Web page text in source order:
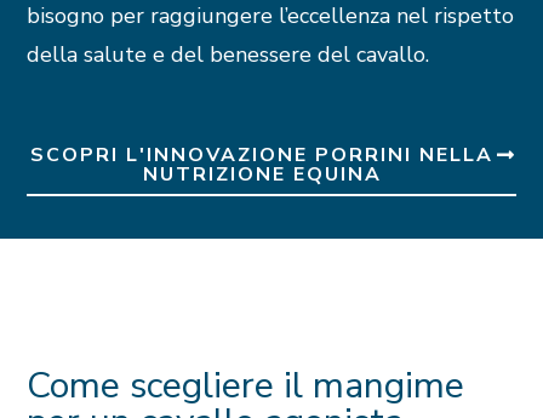
bisogno per raggiungere l’eccellenza nel rispetto
della salute e del benessere del cavallo.
SCOPRI L'INNOVAZIONE PORRINI NELLA
NUTRIZIONE EQUINA
Come scegliere il mangime